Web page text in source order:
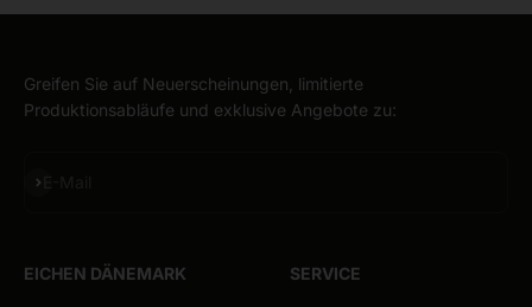
Greifen Sie auf Neuerscheinungen, limitierte
Produktionsabläufe und exklusive Angebote zu:
Abonnieren
EICHEN DÄNEMARK SERVICE